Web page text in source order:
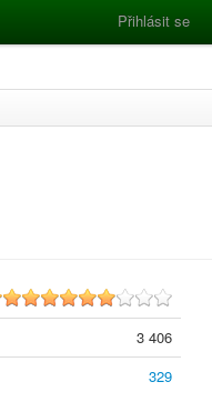
Přihlásit se
7.1
3 406
329